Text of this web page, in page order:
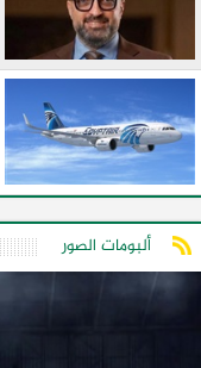
ألبومات الصور